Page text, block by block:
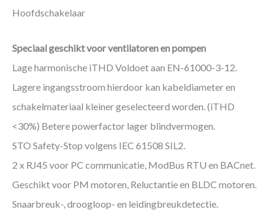
Hoofdschakelaar
Speciaal geschikt voor ventilatoren en pompen
Lage harmonische iTHD Voldoet aan EN-61000-3-12.
Lagere ingangsstroom hierdoor kan kabeldiameter en
schakelmateriaal kleiner geselecteerd worden. (iTHD
<30%) Betere powerfactor lager blindvermogen.
STO Safety-Stop volgens IEC 61508 SIL2.
2 x RJ45 voor PC communicatie, ModBus RTU en BACnet.
Geschikt voor PM motoren, Reluctantie en BLDC motoren.
Snaarbreuk-, droogloop- en leidingbreukdetectie.